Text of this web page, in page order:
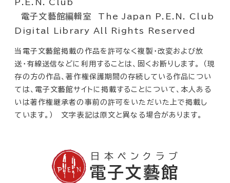
P.E.N. Club
電子文藝館編輯室 The Japan P.E.N. Club
Digital Library All Rights Reserved
当電子文藝館掲載の作品を許可なく複製・改変および放
送・有線送信などに利用することは、固くお断りします。 （現
存の方の作品、著作権保護期間の存続している作品につい
ては、電子文藝館サイトに掲載することについて、本人ある
いは著作権継承者の事前の許可をいただいた上で掲載し
ています。） 文字表記は原文と異なる場合があります。
日本ペンクラブ
電子文藝館